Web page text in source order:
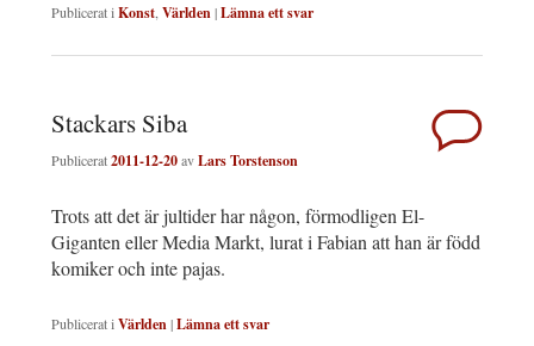
Publicerat i Konst Världen|Lämna ett svar
Stackars Siba
Publicerat2011-12-20avLars Torstenson
Trots att det är jultider har någon, förmodligen El-
Giganten eller Media Markt, lurat i Fabian att han är född
komiker och inte pajas.
Publicerat iVärlden|Lämna ett svar